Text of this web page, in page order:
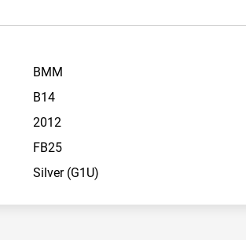
BMM
B14
2012
FB25
Silver (G1U)